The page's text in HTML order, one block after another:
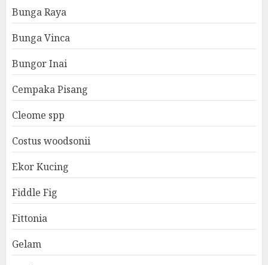
Bunga Raya
Bunga Vinca
Bungor Inai
Cempaka Pisang
Cleome spp
Costus woodsonii
Ekor Kucing
Fiddle Fig
Fittonia
Gelam